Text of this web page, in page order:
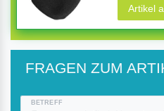
Artikel
FRAGEN ZUM
BETREFF